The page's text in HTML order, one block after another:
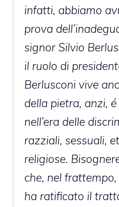
infatti, abbiamo
prova
signor Silvio
il ruolo di
Berlusconi vive
della pietra, anzi,
nell’era delle
razziali, sessuali,
religiose.
che, nel
ha ratificato il